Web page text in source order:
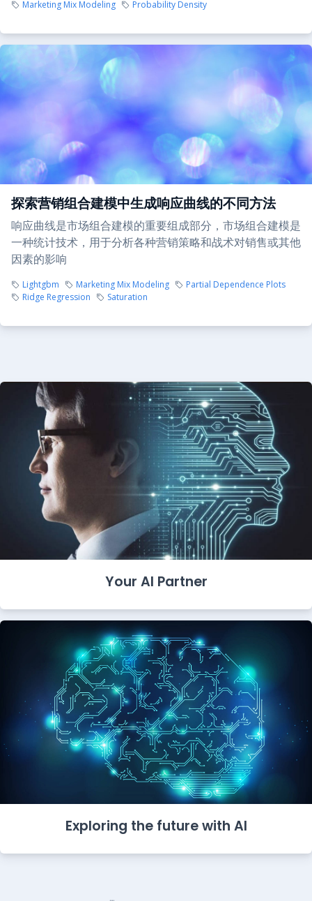
Marketing Mix Modeling
Probability Density
探索营销组合建模中生成响应曲线的不同方法
响应曲线是市场组合建模的重要组成部分，市场组合建模是
一种统计技术，用于分析各种营销策略和战术对销售或其他
因素的影响
Lightgbm Marketing Mix Modeling
Partial Dependence Plots
Ridge Regression
Saturation
Your AI Partner
Exploring the future with AI